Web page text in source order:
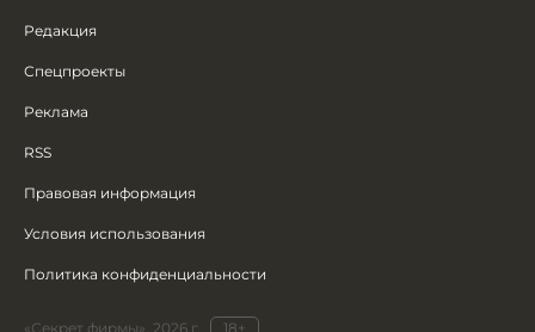
Редакция
Спецпроекты
Реклама
RSS
Правовая информация
Условия использования
Политика конфиденциальности
«Секрет фирмы», 2026 г. 18+